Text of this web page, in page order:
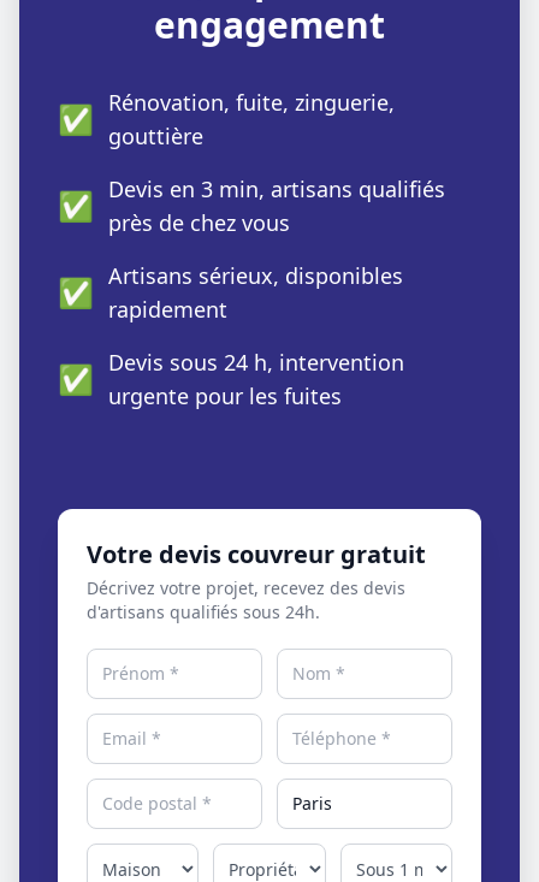
engagement
✅ Rénovation, fuite, zinguerie,
gouttière
✅ Devis en 3 min, artisans qualifiés
près de chez vous
✅ Artisans sérieux, disponibles
rapidement
✅ Devis sous 24 h, intervention
urgente pour les fuites
Votre devis couvreur gratuit
Décrivez votre projet, recevez des devis
d'artisans qualifiés sous 24h.